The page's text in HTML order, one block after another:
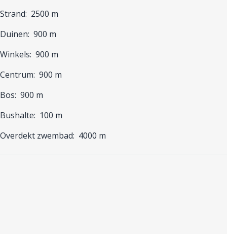
Strand: 2500 m
Duinen: 900 m
Winkels: 900 m
Centrum: 900 m
Bos: 900 m
Bushalte: 100 m
Overdekt zwembad: 4000 m